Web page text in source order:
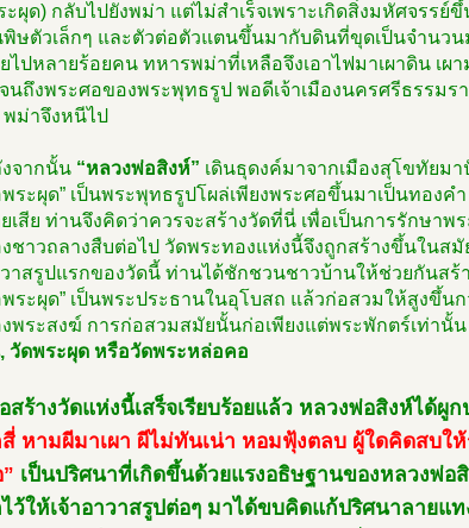
ะผุด) กลับไปยังพม่า แต่ไม่สำเร็จเพราะเกิดสิ่งมหัศจรร
ษตัวเล็กๆ และตัวต่อตัวแตนขึ้นมากับดินที่ขุดเป็นจำนว
ไปหลายร้อยคน ทหารพม่าที่เหลือจึงเอาไฟมาเผาดิน เ
นถึงพระศอของพระพุทธรูป พอดีเจ้าเมืองนครศรีธรรม
พม่าจึงหนีไป
จากนั้น “หลวงพ่อสิงห์” เดินธุดงค์มาจากเมืองสุโขทัยม
ระผุด” เป็นพระพุทธรูปโผล่เพียงพระศอขึ้นมาเป็นทองค
เสีย ท่านจึงคิดว่าควรจะสร้างวัดที่นี่ เพื่อเป็นการรักษา
ชาวถลางสืบต่อไป วัดพระทองแห่งนี้จึงถูกสร้างขึ้นในสมั
าสรูปแรกของวัดนี้ ท่านได้ชักชวนชาวบ้านให้ช่วยกันสร้
ระผุด” เป็นพระประธานในอุโบสถ แล้วก่อสวมให้สูงขึ้น
พระสงฆ์ การก่อสวมสมัยนั้นก่อเพียงแต่พระพักตร์เท่านั้น
วัดพระผุด หรือวัดพระหล่อคอ
สร้างวัดแห่งนี้เสร็จเรียบร้อยแล้ว หลวงพ่อสิงห์ได้ผู
หามผีมาเผา ผีไม่ทันเน่า หอมฟุ้งตลบ ผู้ใดคิดสบใ
เป็นปริศนาที่เกิดขึ้นด้วยแรงอธิษฐานของหลวงพ่อ
ว้ให้เจ้าอาวาสรูปต่อๆ มาได้ขบคิดแก้ปริศนาลายแท